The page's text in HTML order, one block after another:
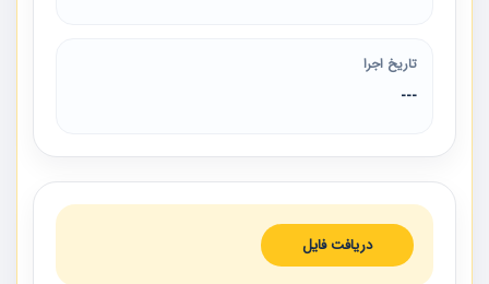
تاریخ اجرا
---
دریافت فایل